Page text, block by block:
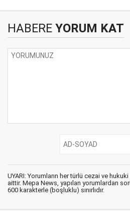
HABERE YORUM KAT
UYARI: Yorumların her türlü cezai ve
aittir. Mepa News, yapılan yorumlardan
600 karakterle (boşluklu) sınırlıdır.